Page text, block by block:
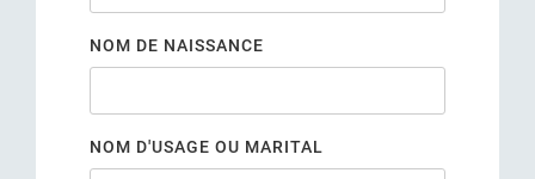
NOM DE NAISSANCE
NOM D'USAGE OU MARITAL